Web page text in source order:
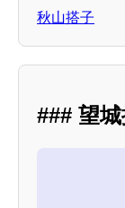
秋山搭子
### 望